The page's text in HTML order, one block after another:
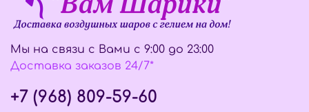
Мы на связи с Вами с 9:00 до 23:00
Доставка заказов 24/7*
+7 (968) 809-59-60